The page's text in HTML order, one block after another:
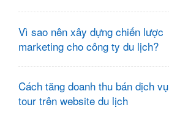
Vì sao nên xây dựng chiến lược
marketing cho công ty du lịch?
Cách tăng doanh thu bán dịch vụ
tour trên website du lịch